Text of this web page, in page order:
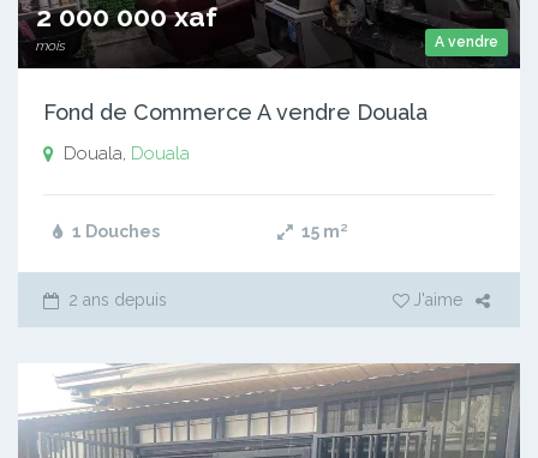
A vendre
2 000 000 xaf
mois
Fond de Commerce A vendre Douala
Douala, Douala
1 Douches 15 m²
2 ans depuis J'aime